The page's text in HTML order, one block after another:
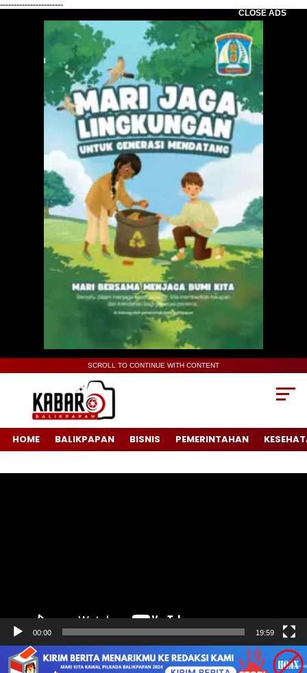
-----------------------
CLOSE ADS
SCROLL TO CONTINUE WITH CONTENT
HOME BALIKPAPAN BISNIS PEMERINTAHAN
00:00 19:59